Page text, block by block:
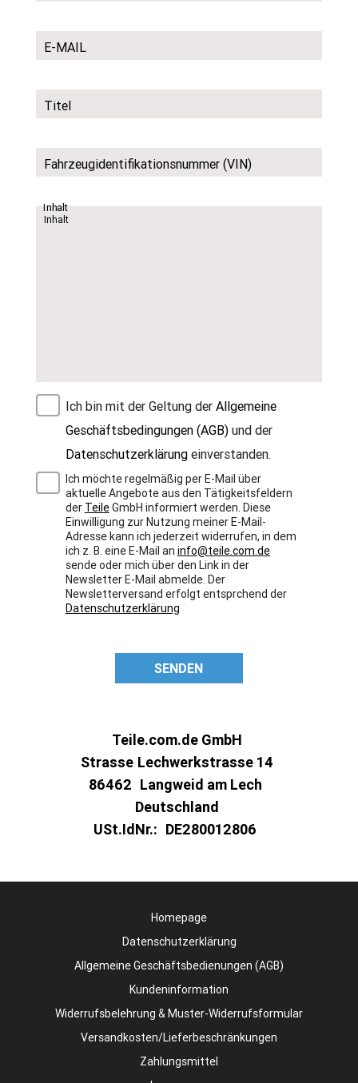
E-MAIL
Titel
Fahrzeugidentifikationsnummer (VIN)
Inhalt
Ich bin mit der Geltung der Allgemeine
Geschäftsbedingungen (AGB)und der
Datenschutzerklärungeinverstanden.
Ich möchte regelmäßig per E-Mail über
aktuelle Angebote aus den Tätigkeitsfeldern
der TeileGmbH informiert werden. Diese
Einwilligung zur Nutzung meiner E-Mail-
Adresse kann ich jederzeit widerrufen, in dem
ich z. B. eine E-Mail an info@teile.com.de
sende oder mich über den Link in der
Newsletter E-Mail abmelde. Der
Newsletterversand erfolgt entsprchend der
Datenschutzerklärung
SENDEN
Teile.com.de GmbH
Strasse Lechwerkstrasse 14
86462 Langweid am Lech
Deutschland
USt.IdNr.: DE280012806
Homepage
Datenschutzerklärung
Allgemeine Geschäftsbedienungen (AGB)
Kundeninformation
Widerrufsbelehrung & Muster-Widerrufsformular
Versandkosten/Lieferbeschränkungen
Zahlungsmittel